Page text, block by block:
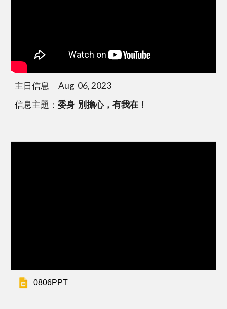
主日信息 Aug 06, 2023
信息主題：委身 別擔心，有我在！
0806PPT